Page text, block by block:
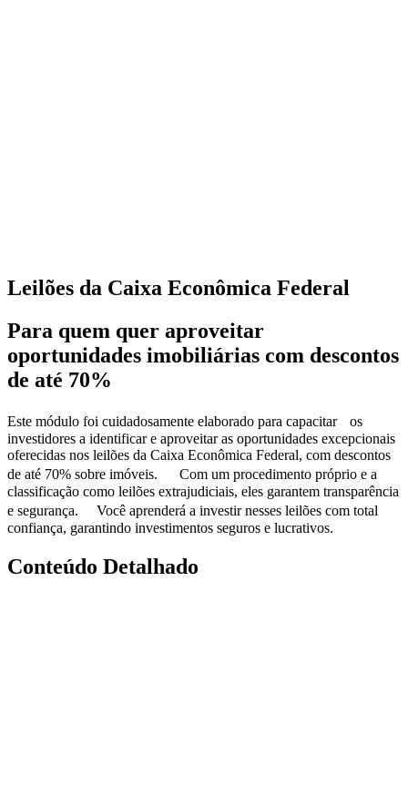
Leilões da Caixa Econômica Federal
Para quem quer aproveitar
oportunidades imobiliárias com descontos
de até 70%
Este módulo foi cuidadosamente elaborado para capacitar os
investidores a identificar e aproveitar as oportunidades excepcionais
oferecidas nos leilões da Caixa Econômica Federal, com descontos
de até 70% sobre imóveis. Com um procedimento próprio e a
classificação como leilões extrajudiciais, eles garantem transparência
e segurança. Você aprenderá a investir nesses leilões com total
confiança, garantindo investimentos seguros e lucrativos.
Conteúdo Detalhado